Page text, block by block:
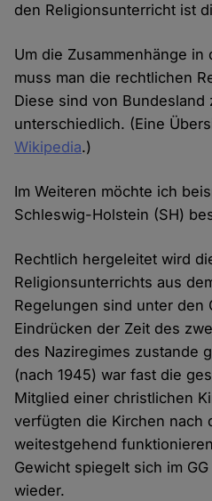
den Religionsunterricht ist
Um die Zusammenhänge
muss man die rechtlichen
Diese sind von Bundesland
unterschiedlich. (Eine
Wikipedia.)
Im Weiteren möchte ich
Schleswig-Holstein (SH)
Rechtlich hergeleitet wird
Religionsunterrichts aus
Regelungen sind unter den
Eindrücken der Zeit des
des Naziregimes zustande
(nach 1945) war fast die
Mitglied einer christlichen
verfügten die Kirchen nach
weitestgehend
Gewicht spiegelt sich im
wieder.